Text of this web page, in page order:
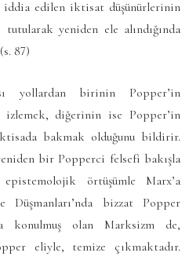
iddia edilen iktisat düşünürlerinin
tutularak yeniden ele alındığında
87)
yollardan birinin Popper’in
izlemek, diğerinin ise Popper’in
bakmak olduğunu bildirir.
bir Popperci felsefi bakışla
örtüşümle Marx’a
bizzat Popper
konulmuş olan Marksizm de,
eliyle, temize çıkmaktadır.